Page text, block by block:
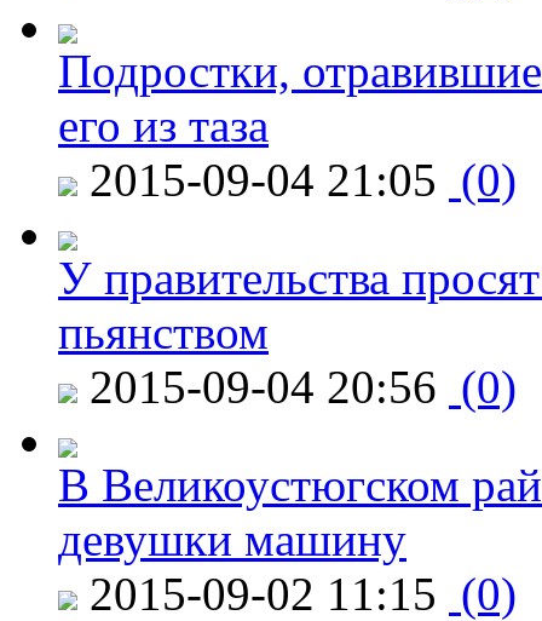
Подростки,
его из таза
2015-09-04 21:05 (0)
У правительства
пьянством
2015-09-04 20:56 (0)
В Великоустюгском
девушки машину
2015-09-02 11:15 (0)